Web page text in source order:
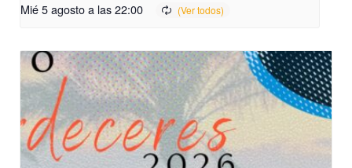
Mié 5 agosto a las 22:00